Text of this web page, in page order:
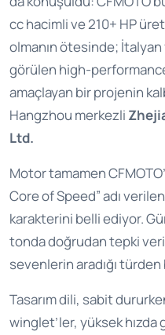
cc hacimli ve 210+ HP
olmanın ötesinde;
görülen high-
amaçlayan bir projenin
Hangzhou merkezli
Ltd.
Motor tamamen
Core of Speed” adı
karakterini belli ediyor.
tonda doğrudan tepki
sevenlerin aradığı türden
Tasarım dili, sabit
winglet’ler, yüksek